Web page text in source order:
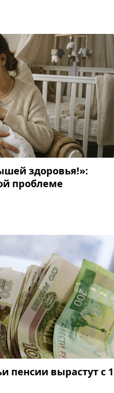
здоровья!»:
проблеме
пенсии вырастут с 1